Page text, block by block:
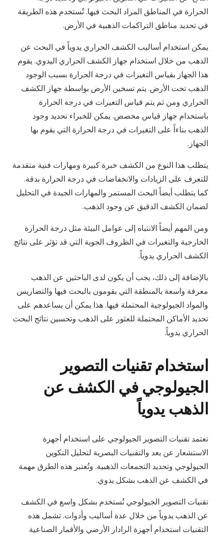
الحرارة في المناطق المراد البحث فيها. تُستخدم هذه الطريقة
في تحديد مناطق التراكمات الذهبية في الأرض.
يمكن استخدام أساليب الكشف الحراري يدوياً في البحث عن
الذهب من خلال استخدام جهاز الكشف الحراري اليدوي. يقوم
هذا الجهاز بقياس التغيرات في درجة الحرارة بسبب الوجود
الذهب تحت الأرض. يتم تسخين الأرض بواسطة جهاز الكشف
الحراري ومن ثم يتم قياس التغيرات في درجة الحرارة
باستخدام جهاز قياس مخصص. يمكن للخبراء تحديد وجود
الذهب بناءاً على التغيرات في درجة الحرارة التي يقوم بها
الجهاز.
يتطلب هذا النوع من الكشف خبرة كبيرة ومهارات فنية متقدمة
للتعرف على الزيادات والانخفاضات في درجة الحرارة بدقة.
كما يتطلب أيضاً البحث المستمر والمهارات الجيدة في التحليل
لضمان الكشف الدقيق عن وجود الذهب.
ومن المهم أيضاً الانتباه إلى عوامل البيئة مثل درجة الحرارة
الخارجية والتغيرات في الظروف الجوية التي قد تؤثر على نتائج
الكشف الحراري يدوياً.
بالإضافة إلى ذلك، يجب أن يكون لدى الباحثين عن الذهب
معرفة واسعة بالمنطقة التي يقومون بالبحث فيها والتضاريس
والمواد الجيولوجية المحتملة فيها. هذا يمكن أن يساعدهم على
تحديد الأماكن المحتملة للعثور على الذهب وتحسين نتائج البحث
الحراري يدوياً.
استخدام تقنيات التصوير
الجيولوجي في الكشف عن
الذهب يدوياً
تعتمد تقنيات التصوير الجيولوجي على استخدام أجهزة
الاستشعار عن بعد والتقنيات البصرية لتحليل التكوين
الجيولوجي وتحديد التجمعات الذهبية. وتُعتبر هذه الطرق مهمة
في الكشف عن الذهب بشكل يدوي.
تقنيات التصوير الجيولوجي تُستخدم بشكل واسع في الكشف
عن الذهب يدوياً من خلال عدة أساليب وأدوات. تشمل هذه
التقنيات استخدام أجهزة الرادار الأرضي والأقمار الصناعية